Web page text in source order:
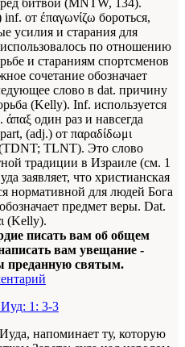
битвой (MNTW, 134).
inf. от έπαγωνίζω бороться,
усилия и старания для
по отношению
и стараниям спортсменов
сочетание обозначает
слово в dat. причину
(Kelly). Inf. используется
один раз и навсегда
(adj.) от παραδίδωμι
(TDNT; TLNT). Это слово
традиции в Израиле (см. 1
заявляет, что христианская
нормативной для людей Бога
предмет веры. Dat.
(Kelly).
писать вам об общем
вам увещание -
преданную святым.
Иуд: 1: 3-3
напоминает ту, которую